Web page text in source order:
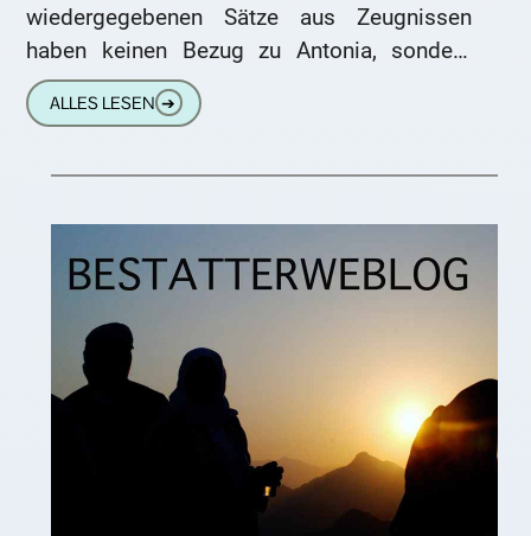
wiedergegebenen Sätze aus Zeugnissen
haben keinen Bezug zu Antonia, sondern
sind als Spaß zu verstehen. Aber in diesem
ALLES LESEN ➔